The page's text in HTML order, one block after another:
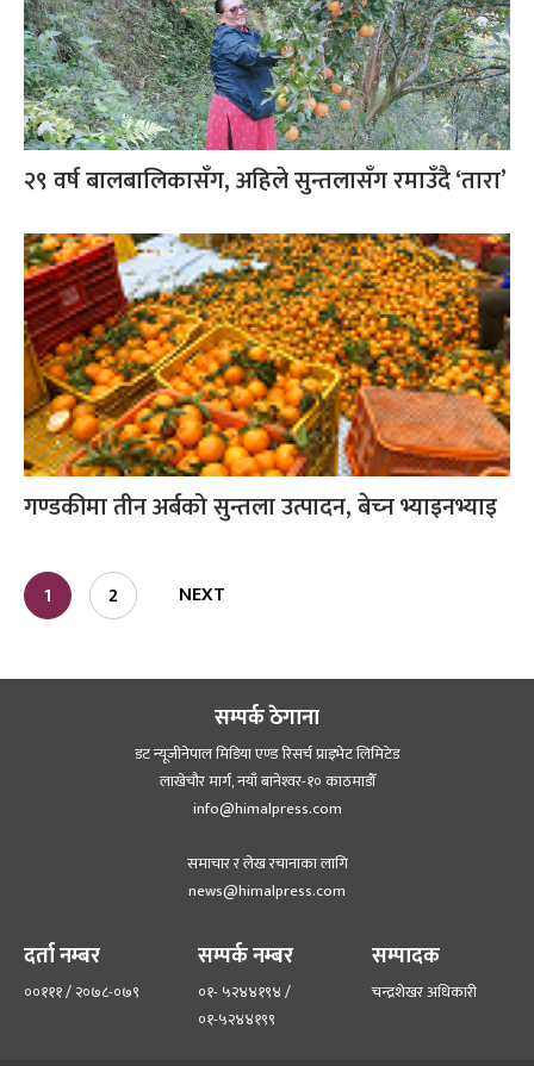
२९ वर्ष बालबालिकासँग, अहिले सुन्तलासँग रमाउँदै ‘तारा’
गण्डकीमा तीन अर्बको सुन्तला उत्पादन, बेच्‍न भ्याइनभ्याइ
1 2 NEXT
सम्पर्क ठेगाना
डट न्यूजीनेपाल मिडिया एण्ड रिसर्च प्राइभेट लिमिटेड
लाखेचौर मार्ग, नयाँ बानेश्‍वर-१० काठमाडौँ
info@himalpress.com
समाचार र लेख रचानाका लागि
news@himalpress.com
दर्ता नम्बर
००१११ / २०७८-०७९
सम्पर्क नम्बर
०१- ५२४४१९४ /
०१-५२४४१९९
सम्पादक
चन्द्रशेखर अधिकारी